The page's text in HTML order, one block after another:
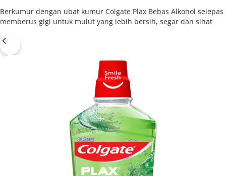
Berkumur dengan ubat kumur Colgate Plax Bebas Alkohol selepas
memberus gigi untuk mulut yang lebih bersih, segar dan sihat